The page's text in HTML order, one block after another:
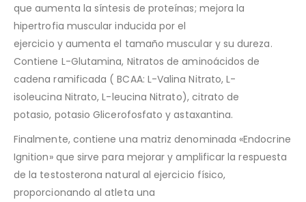
queaumenta la síntesis de proteínas; mejora la
hipertrofia muscular inducida por el
ejercicio y aumenta el tamaño muscular y su dureza.
Contiene L-Glutamina, Nitratos de aminoácidos de
cadena ramificada ( BCAA: L-Valina Nitrato, L-
isoleucina Nitrato, L-leucina Nitrato), citrato de
potasio, potasio Glicerofosfato y astaxantina.
Finalmente, contiene una matriz denominada «Endocrine
Ignition» que sirve para mejorar y amplificarla respuesta
de la testosterona natural al ejercicio físico,
proporcionando al atleta una